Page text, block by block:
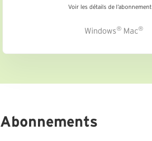
Voir les détails de l’abonnement
Windows®Mac®
Abonnements